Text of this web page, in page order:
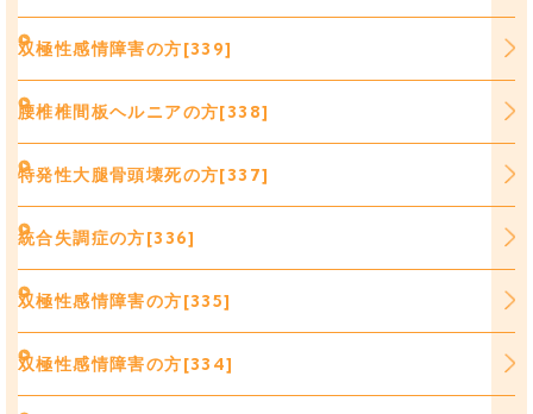
双極性感情障害の方[339]
腰椎椎間板ヘルニアの方[338]
特発性大腿骨頭壊死の方[337]
統合失調症の方[336]
双極性感情障害の方[335]
双極性感情障害の方[334]